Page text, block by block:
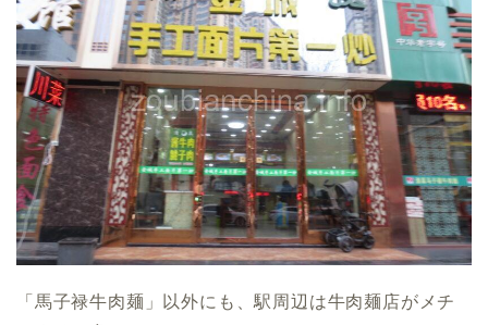
「馬子禄牛肉麺」以外にも、駅周辺は牛肉麺店がメチ